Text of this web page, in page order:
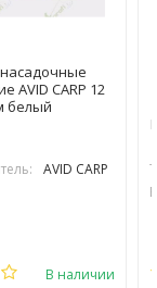
AVID CARP 12
белый
AVID CARP
В наличии